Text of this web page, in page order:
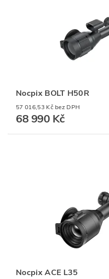
Nocpix BOLT H50R
57 016,53 Kč bez DPH
68 990 Kč
Nocpix ACE L35